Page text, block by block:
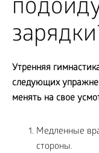
Утренняя
следующих
менять на свое
Медленные
стороны.